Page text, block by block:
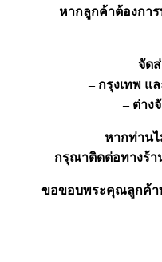
หากลูกค้าต้องกา
จัด
– กรุงเทพ แ
– ต่าง
หากท่าน
กรุณาติดต่อทางร้า
ขอขอบพระคุณลูกค้า